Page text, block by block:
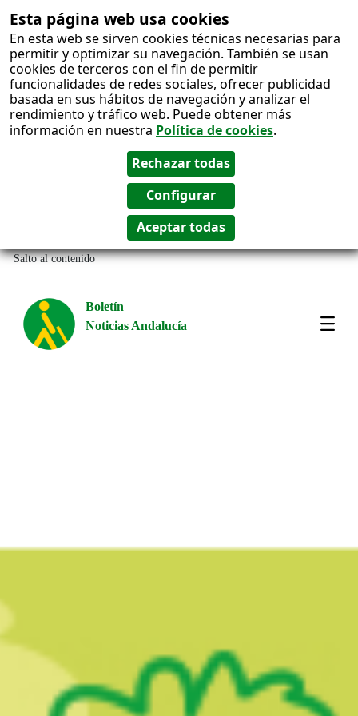
Esta página web usa cookies
En esta web se sirven cookies técnicas necesarias para
permitir y optimizar su navegación. También se usan
cookies de terceros con el fin de permitir
funcionalidades de redes sociales, ofrecer publicidad
basada en sus hábitos de navegación y analizar el
rendimiento y tráfico web. Puede obtener más
información en nuestra Política de cookies.
Salto al contenido
Boletín
Noticias Andalucía